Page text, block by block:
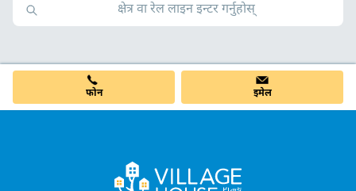
फोन इमेल